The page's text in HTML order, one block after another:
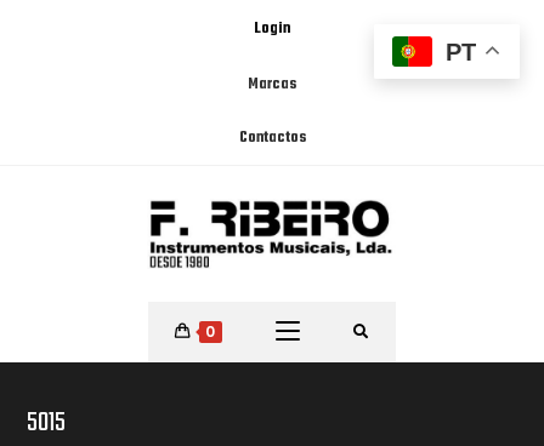
Login
Marcas
Contactos
0
5015
PT